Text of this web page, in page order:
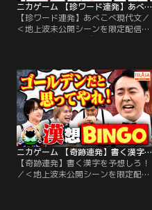
ニカゲーム 【珍ワード連発】あべこべ現代文
【珍ワード連発】あべこべ現代文／
＜地上波未公開シーンを限定配信！
＞ 教育デスゲーム『ニカゲーム』
ケムリのちょっと不気味な教育番組
▼一部が逆の意味に変換された“あ
べこべ”な文章を推理して読み解
け！
ニカゲーム 【奇跡連発】書く漢字を予想しろ！
【奇跡連発】書く漢字を予想しろ！
／＜地上波未公開シーンを限定配